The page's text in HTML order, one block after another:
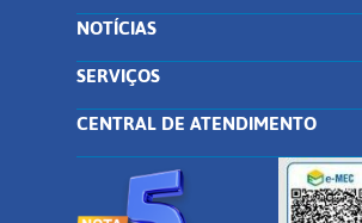
NOTÍCIAS
SERVIÇOS
CENTRAL DE ATENDIMENTO